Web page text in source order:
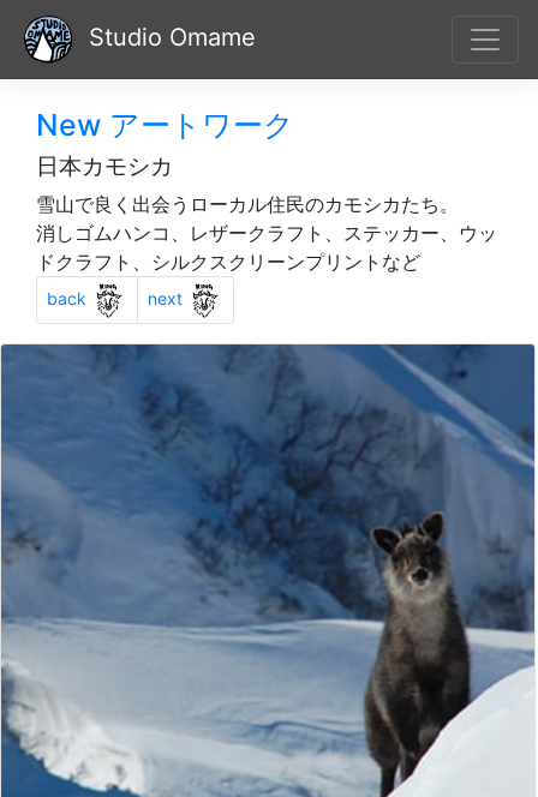
Studio Omame
New アートワーク
日本カモシカ
雪山で良く出会うローカル住民のカモシカたち。
消しゴムハンコ、レザークラフト、ステッカー、ウッ
ドクラフト、シルクスクリーンプリントなど
back Previous
next